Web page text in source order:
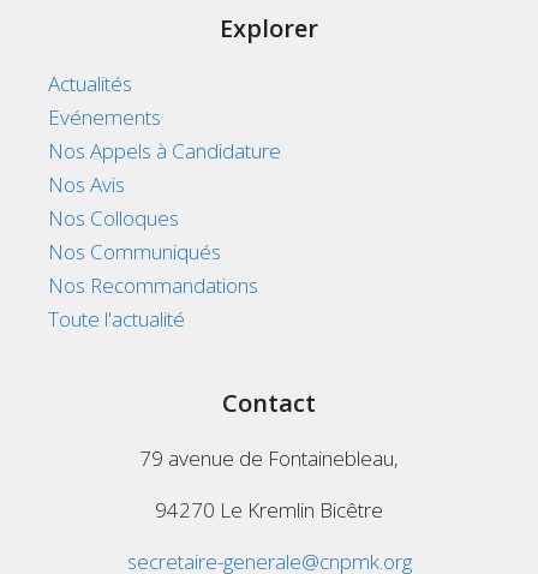
Explorer
Actualités
Evénements
Nos Appels à Candidature
Nos Avis
Nos Colloques
Nos Communiqués
Nos Recommandations
Toute l'actualité
Contact
79 avenue de Fontainebleau,
94270 Le Kremlin Bicêtre
secretaire-generale@cnpmk.org